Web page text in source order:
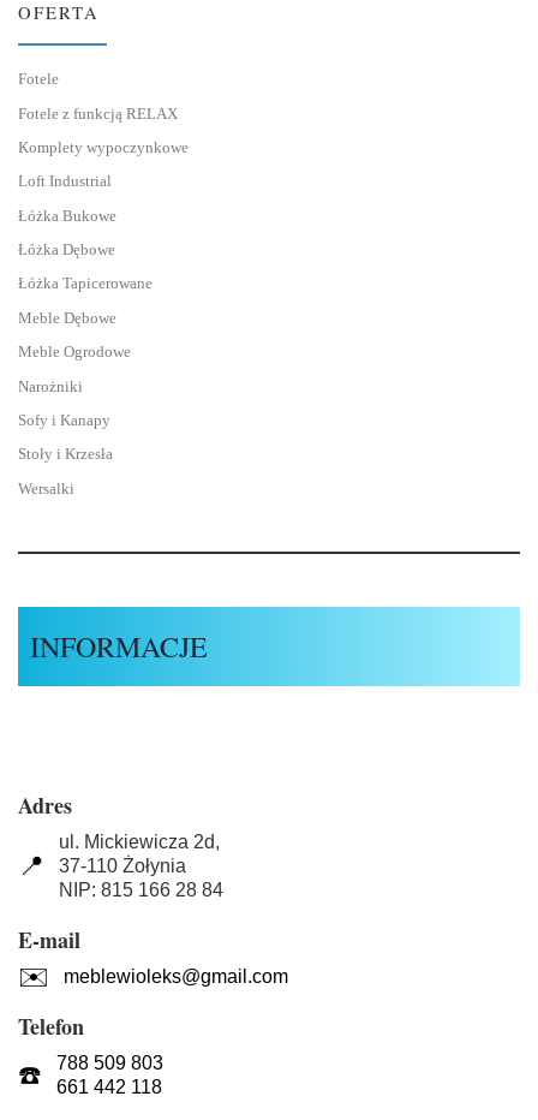
OFERTA
Fotele
Fotele z funkcją RELAX
Komplety wypoczynkowe
Loft Industrial
Łóżka Bukowe
Łóżka Dębowe
Łóżka Tapicerowane
Meble Dębowe
Meble Ogrodowe
Narożniki
Sofy i Kanapy
Stoły i Krzesła
Wersalki
INFORMACJE
Adres
📍
ul. Mickiewicza 2d,
37-110 Żołynia
NIP: 815 166 28 84
E-mail
✉️ meblewioleks@gmail.com
Telefon
☎️
788 509 803
661 442 118